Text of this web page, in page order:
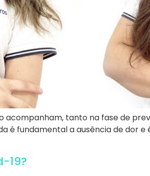
acompanham, tanto na fase de
é fundamental a ausência de dor
19?